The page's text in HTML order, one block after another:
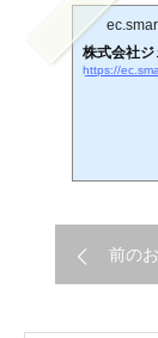
株式会社
https://
前の